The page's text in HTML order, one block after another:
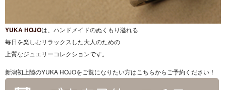
YUKA HOJOは、ハンドメイドのぬくもり溢れる
毎日を楽しむリラックスした大人のための
上質なジュエリーコレクションです。
新潟初上陸のYUKA HOJOをご覧になりたい方はこちらからご予約ください！